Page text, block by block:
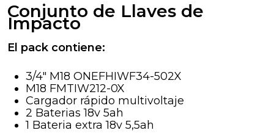
Conjunto de Llaves de
Impacto
El pack contiene:
3/4″ M18 ONEFHIWF34-502X
M18 FMTIW212-0X
Cargador rápido multivoltaje
2 Baterias 18v 5ah
1 Bateria extra 18v 5,5ah